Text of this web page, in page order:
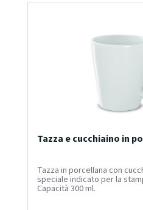
Tazza e cucchiaino in
Tazza in porcellana con
speciale indicato per la
Capacità 300 ml.